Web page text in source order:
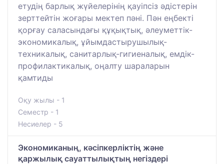
етудің барлық жүйелерінің қауіпсіз әдістерін
зерттейтін жоғары мектеп пәні. Пән еңбекті
қорғау саласындағы құқықтық, әлеуметтік-
экономикалық, ұйымдастырушылық-
техникалық, санитарлық-гигиеналық, емдік-
профилактикалық, оңалту шараларын
қамтиды
Оқу жылы - 1
Семестр - 1
Несиелер - 5
Экономиканың, кәсіпкерліктің және
қаржылық сауаттылықтың негіздері